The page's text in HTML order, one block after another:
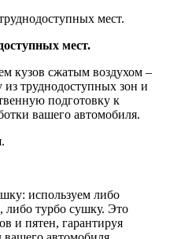
мест.
кузов сжатым воздухом –
из труднодоступных зон и
подготовку к
вашего автомобиля.
используем либо
турбо сушку. Это
и пятен, гарантируя